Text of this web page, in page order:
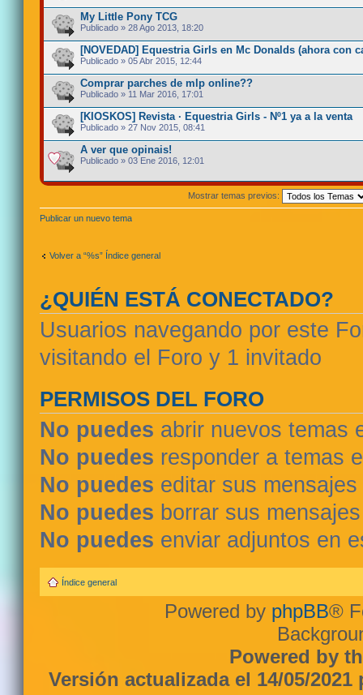
My Little Pony TCG
Publicado » 28 Ago 2013, 18:20
[NOVEDAD] Equestria Girls en Mc Donalds (ahora con
Publicado » 05 Abr 2015, 12:44
Comprar parches de mlp online??
Publicado » 11 Mar 2016, 17:01
[KIOSKOS] Revista · Equestria Girls - Nº1 ya a la venta
Publicado » 27 Nov 2015, 08:41
A ver que opinais!
Publicado » 03 Ene 2016, 12:01
Mostrar temas previos:
Publicar un nuevo tema
Volver a “%s” Índice general
¿QUIÉN ESTÁ CONECTADO?
Usuarios navegando por este
visitando el Foro y 1 invitado
PERMISOS DEL FORO
No puedes abrir nuevos temas
No puedes responder a temas
No puedes editar sus
No puedes borrar sus
No puedes enviar adjuntos en
Índice general
Powered by phpBB®
Powered by
Versión actualizada el 14/05/